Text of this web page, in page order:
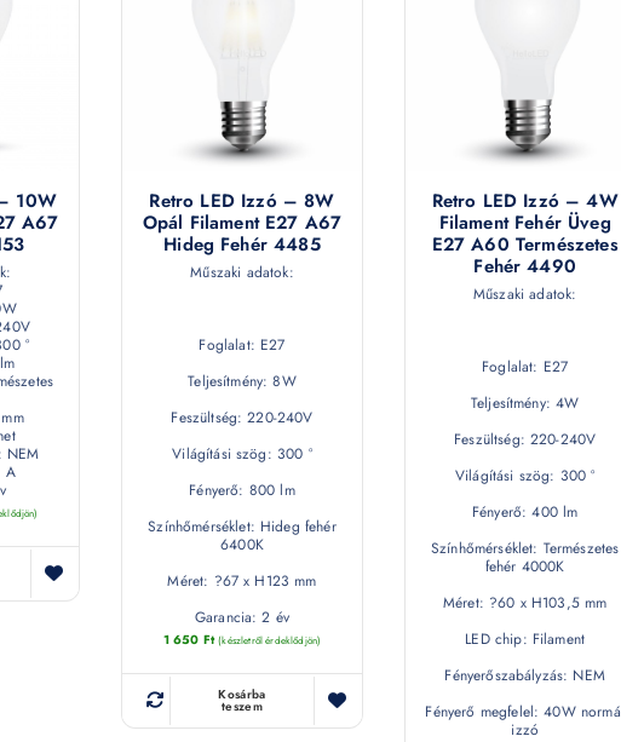
10W
A67
°
NEM
A
Retro LED Izzó – 8W
Opál Filament E27 A67
Hideg Fehér 4485
Műszaki adatok:
Foglalat: E27
Teljesítmény: 8W
Feszültség: 220-240V
Világítási szög: 300 °
Fényerő: 800 lm
Színhőmérséklet: Hideg fehér
6400K
Méret: ?67 x H123 mm
Garancia: 2 év
1 650 Ft (készletről érdeklődjön)
Kosárba
teszem
Retro LED Izzó – 4W
Filament Fehér Üveg
E27 A60 Természetes
Fehér 4490
Műszaki adatok:
Foglalat: E27
Teljesítmény: 4W
Feszültség: 220-240V
Világítási szög: 300 °
Fényerő: 400 lm
Színhőmérséklet: Természetes
fehér 4000K
Méret: ?60 x H103,5 mm
LED chip: Filament
Fényerőszabályzás: NEM
Fényerő megfelel: 40W
izzó